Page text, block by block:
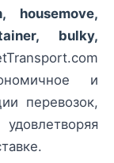
housemove,
bulky,
и
перевозок,